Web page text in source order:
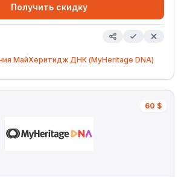
Получить скидку
МайХеритидж ДНК (MyHeritage DNA)
60 $